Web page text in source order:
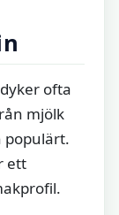
dyker ofta
mjölk
populärt.
ett